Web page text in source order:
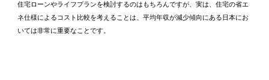
住宅ローンやライフプランを検討するのはもちろんですが、実は、住宅の省エ
ネ仕様によるコスト比較を考えることは、平均年収が減少傾向にある日本にお
いては非常に重要なことです。